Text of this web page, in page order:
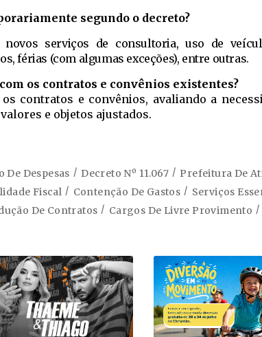
segundo o decreto?
novos serviços de consultoria, uso de
férias (com algumas exceções), entre outras.
os contratos e convênios existentes?
contratos e convênios, avaliando a
e objetos ajustados.
De Despesas Decreto Nº 11.067
Prefeitura De
Fiscal Contenção De Gastos
Serviços
De Contratos
Cargos De Livre Provimento